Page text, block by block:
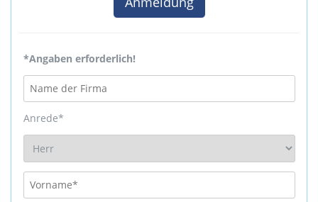
*Angaben erforderlich!
Anrede*